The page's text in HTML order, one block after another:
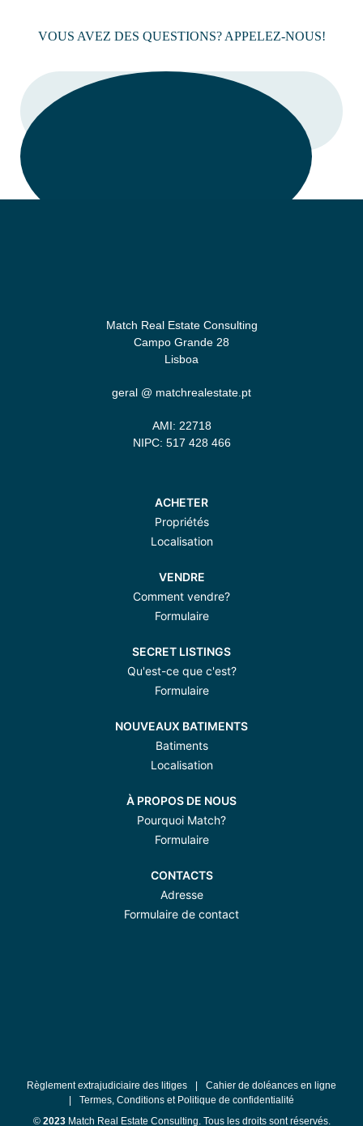
VOUS AVEZ DES QUESTIONS? APPELEZ-NOUS!
Match Real Estate Consulting
Campo Grande 28
Lisboa
geral @ matchrealestate.pt
AMI: 22718
NIPC: 517 428 466
ACHETER
Propriétés
Localisation
VENDRE
Comment vendre?
Formulaire
SECRET LISTINGS
Qu'est-ce que c'est?
Formulaire
NOUVEAUX BATIMENTS
Batiments
Localisation
À PROPOS DE NOUS
Pourquoi Match?
Formulaire
CONTACTS
Adresse
Formulaire de contact
Règlement extrajudiciaire des litiges |
Cahier de doléances en ligne
|
Termes, Conditions et Politique de confidentialité
© 2023Match Real Estate Consulting. Tous les droits sont réservés.